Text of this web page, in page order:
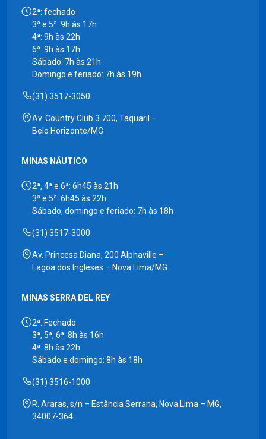
2ª: fechado
3ª e 5ª: 9h às 17h
4ª: 9h às 22h
6ª: 9h às 17h
Sábado: 7h às 21h
Domingo e feriado: 7h às 19h
(31) 3517-3050
Av. Country Club 3.700, Taquaril –
Belo Horizonte/MG
MINAS NÁUTICO
2ª, 4ª e 6ª: 6h45 às 21h
3ª e 5ª: 6h45 às 22h
Sábado, domingo e feriado: 7h às 18h
(31) 3517-3000
Av. Princesa Diana, 200 Alphaville –
Lagoa dos Ingleses – Nova Lima/MG
MINAS SERRA DEL REY
2ª: Fechado
3ª, 5ª, 6ª: 8h às 16h
4ª: 8h às 22h
Sábado e domingo: 8h às 18h
(31) 3516-1000
R. Araras, s/n – Estância Serrana, Nova Lima – MG,
34007-364